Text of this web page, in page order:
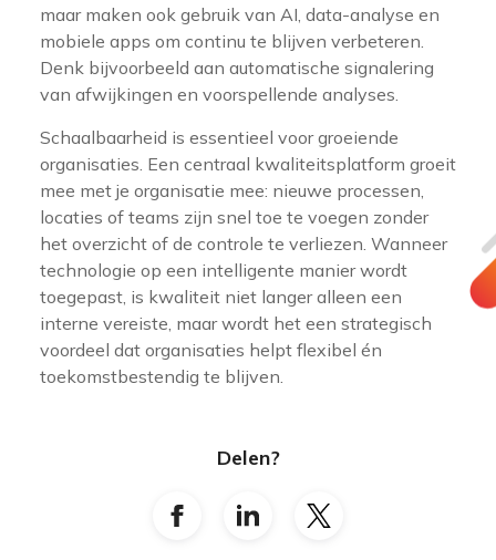
maar maken ook gebruik van AI, data-analyse en
mobiele apps om continu te blijven verbeteren.
Denk bijvoorbeeld aan automatische signalering
van afwijkingen en voorspellende analyses.
Schaalbaarheid is essentieel voor groeiende
organisaties. Een centraal kwaliteitsplatform groeit
mee met je organisatie mee: nieuwe processen,
locaties of teams zijn snel toe te voegen zonder
het overzicht of de controle te verliezen. Wanneer
technologie op een intelligente manier wordt
toegepast, is kwaliteit niet langer alleen een
interne vereiste, maar wordt het een strategisch
voordeel dat organisaties helpt flexibel én
toekomstbestendig te blijven.
Delen?